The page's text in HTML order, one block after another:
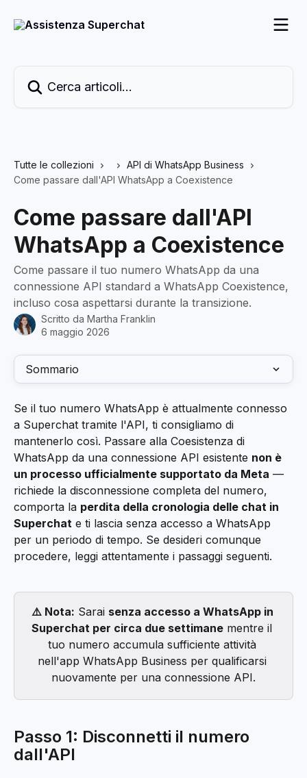
Tutte le collezioni
API di WhatsApp Business
Come passare dall'API WhatsApp a Coexistence
Come passare dall'API
WhatsApp a Coexistence
Come passare il tuo numero WhatsApp da una
connessione API standard a WhatsApp Coexistence,
incluso cosa aspettarsi durante la transizione.
Scritto da Martha Franklin
6 maggio 2026
Sommario
Se il tuo numero WhatsApp è attualmente connesso
a Superchat tramite l'API, ti consigliamo di
mantenerlo così. Passare alla Coesistenza di
WhatsApp da una connessione API esistente non è
un processo ufficialmente supportato da Meta —
richiede la disconnessione completa del numero,
comporta la perdita della cronologia delle chat in
Superchat e ti lascia senza accesso a WhatsApp
per un periodo di tempo. Se desideri comunque
procedere, leggi attentamente i passaggi seguenti.
⚠️ Nota: Sarai senza accesso a WhatsApp in
Superchat per circa due settimane mentre il
tuo numero accumula sufficiente attività
nell'app WhatsApp Business per qualificarsi
nuovamente per una connessione API.
Passo 1: Disconnetti il numero
dall'API